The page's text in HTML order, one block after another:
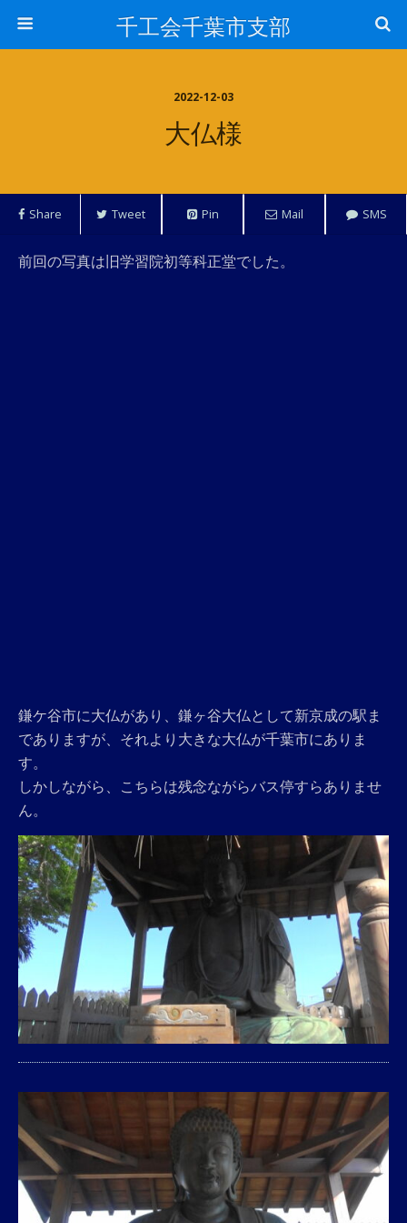
千工会千葉市支部
2022-12-03
大仏様
Share Tweet Pin Mail SMS
前回の写真は旧学習院初等科正堂でした。
鎌ケ谷市に大仏があり、鎌ヶ谷大仏として新京成の駅ま
でありますが、それより大きな大仏が千葉市にありま
す。
しかしながら、こちらは残念ながらバス停すらありませ
ん。